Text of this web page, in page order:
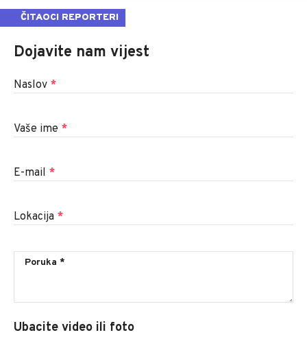
ČITAOCI REPORTERI
Dojavite nam vijest
Naslov *
Vaše ime *
E-mail *
Lokacija *
Ubacite video ili foto